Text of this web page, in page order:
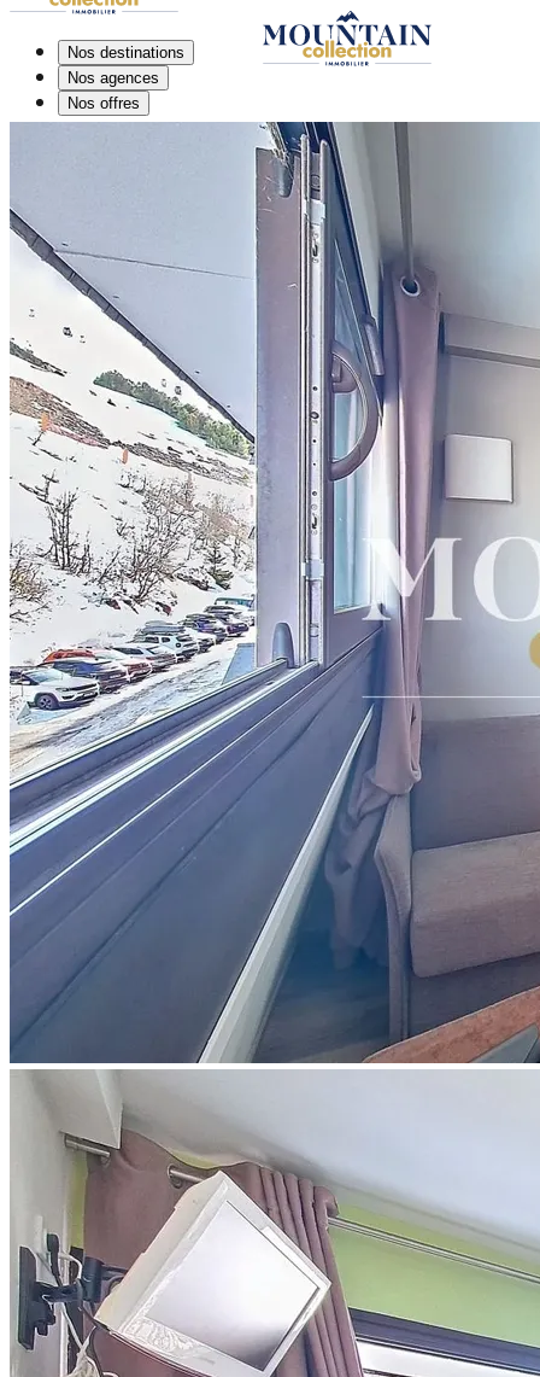
Nos destinations
Nos agences
Nos offres